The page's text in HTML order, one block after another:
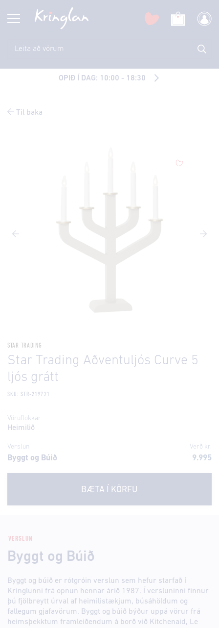
OPIÐ Í DAG: 10:00 - 18:30
Til baka
STAR TRADING
Star Trading Aðventuljós Curve 5
ljós grátt
SKU: STR-219721
Vöruflokkar
Heimilið
Verslun Verð kr.
Byggt og Búið 9.995
BÆTA Í KÖRFU
VERSLUN
Byggt og Búið
Byggt og búið er rótgróin verslun sem hefur starfað í
Kringlunni frá opnun hennar árið 1987. Í versluninni finnur
þú fjölbreytt úrval af heimilistækjum, búsáhöldum og
fallegum gjafavörum. Byggt og búið býður uppá vörur frá
heimsþekktum framleiðendum á borð við Kitchenaid, Le